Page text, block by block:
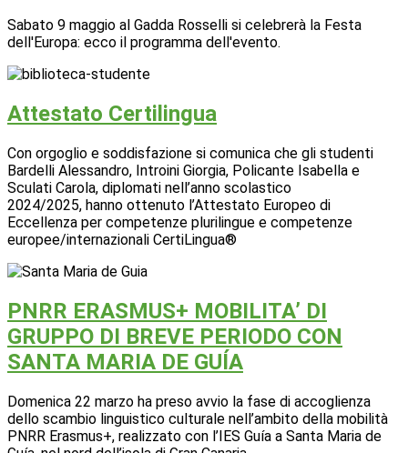
Sabato 9 maggio al Gadda Rosselli si celebrerà la Festa
dell'Europa: ecco il programma dell'evento.
Attestato Certilingua
Con orgoglio e soddisfazione si comunica che gli studenti
Bardelli Alessandro, Introini Giorgia, Policante Isabella e
Sculati Carola, diplomati nell’anno scolastico
2024/2025, hanno ottenuto l’Attestato Europeo di
Eccellenza per competenze plurilingue e competenze
europee/internazionali CertiLingua®
PNRR ERASMUS+ MOBILITA’ DI
GRUPPO DI BREVE PERIODO CON
SANTA MARIA DE GUÍA
Domenica 22 marzo ha preso avvio la fase di accoglienza
dello scambio linguistico culturale nell’ambito della mobilità
PNRR Erasmus+, realizzato con l’IES Guía a Santa Maria de